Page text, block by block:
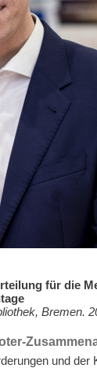
für die
Bremen.
und der